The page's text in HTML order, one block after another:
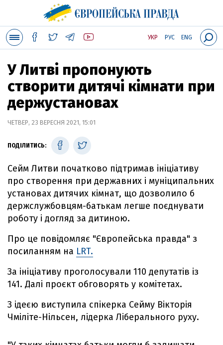
УКР РУС ENG
У Литві пропонують
створити дитячі кімнати при
держустановах
ЧЕТВЕР, 23 ВЕРЕСНЯ 2021, 15:01
ПОДІЛИТИСЬ:
Сейм Литви початково підтримав ініціативу
про створення при державних і муніципальних
установах дитячих кімнат, що дозволило б
держслужбовцям-батькам легше поєднувати
роботу і догляд за дитиною.
Про це повідомляє "Європейська правда" з
посиланням на LRT.
За ініціативу проголосували 110 депутатів із
141. Далі проєкт обговорять у комітетах.
З ідеєю виступила спікерка Сейму Вікторія
Чміліте-Нільсен, лідерка Ліберального руху.